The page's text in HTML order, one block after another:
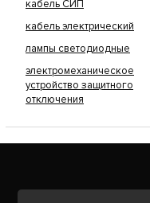
кабель СИП
кабель электрический
лампы светодиодные
электромеханическое
устройство защитного
отключения